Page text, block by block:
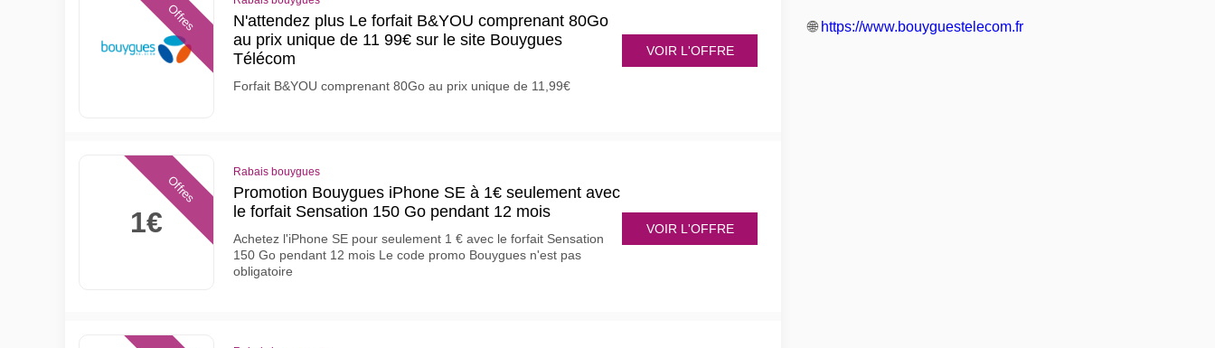
Offres
N'attendez plus Le forfait B&YOU comprenant 80Go
au prix unique de 11 99€ sur le site Bouygues
Télécom
Forfait B&YOU comprenant 80Go au prix unique de 11,99€
VOIR L'OFFRE
1€
Offres
Rabais bouygues
Promotion Bouygues iPhone SE à 1€ seulement avec
le forfait Sensation 150 Go pendant 12 mois
Achetez l'iPhone SE pour seulement 1 € avec le forfait Sensation
150 Go pendant 12 mois Le code promo Bouygues n'est pas
obligatoire
VOIR L'OFFRE
🌐 https://www.bouyguestelecom.fr